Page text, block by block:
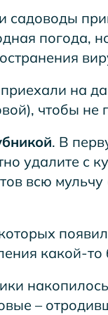
садоводы
погода,
на
чтобы не
. В
удалите с
всю
какой-то
–